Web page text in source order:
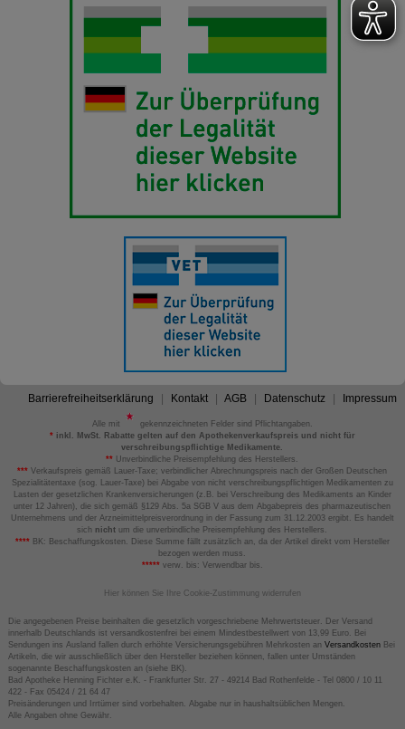
Barrierefreiheitserklärung Kontakt AGB Datenschutz Impressum
Alle mit
gekennzeichneten Felder sind Pflichtangaben.
*inkl. MwSt. Rabatte gelten auf den Apothekenverkaufspreis und nicht für
verschreibungspflichtige Medikamente.
** Unverbindliche Preisempfehlung des Herstellers.
*** Verkaufspreis gemäß Lauer-Taxe; verbindlicher Abrechnungspreis nach der Großen Deutschen
Spezialitätentaxe (sog. Lauer-Taxe) bei Abgabe von nicht verschreibungspflichtigen Medikamenten zu
Lasten der gesetzlichen Krankenversicherungen (z.B. bei Verschreibung des Medikaments an Kinder
unter 12 Jahren), die sich gemäß §129 Abs. 5a SGB V aus dem Abgabepreis des pharmazeutischen
Unternehmens und der Arzneimittelpreisverordnung in der Fassung zum 31.12.2003 ergibt. Es handelt
sich nicht um die unverbindliche Preisempfehlung des Herstellers.
****BK: Beschaffungskosten. Diese Summe fällt zusätzlich an, da der Artikel direkt vom Hersteller
bezogen werden muss.
*****verw. bis: Verwendbar bis.
Hier können Sie Ihre Cookie-Zustimmung widerrufen
Die angegebenen Preise beinhalten die gesetzlich vorgeschriebene Mehrwertsteuer. Der Versand
innerhalb Deutschlands ist versandkostenfrei bei einem Mindestbestellwert von 13,99 Euro. Bei
Sendungen ins Ausland fallen durch erhöhte Versicherungsgebühren Mehrkosten an VersandkostenBei
Artikeln, die wir ausschließlich über den Hersteller beziehen können, fallen unter Umständen
sogenannte Beschaffungskosten an (siehe BK).
Bad Apotheke Henning Fichter e.K. - Frankfurter Str. 27 - 49214 Bad Rothenfelde - Tel 0800 / 10 11
422 - Fax 05424 / 21 64 47
Preisänderungen und Irrtümer sind vorbehalten. Abgabe nur in haushaltsüblichen Mengen.
Alle Angaben ohne Gewähr.